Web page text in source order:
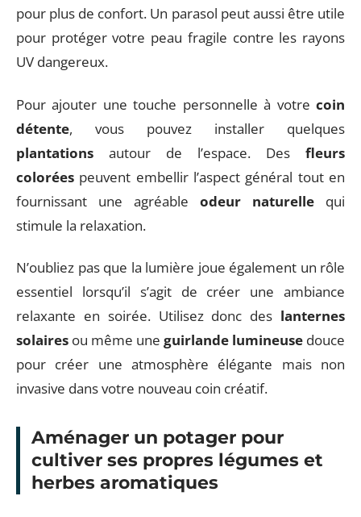
pour plus de confort. Un parasol peut aussi être utile
pour protéger votre peau fragile contre les rayons
UV dangereux.
Pour ajouter une touche personnelle à votre coin
détente, vous pouvez installer quelques
plantations autour de l’espace. Des fleurs
colorées peuvent embellir l’aspect général tout en
fournissant une agréable odeur naturelle qui
stimule la relaxation.
N’oubliez pas que la lumière joue également un rôle
essentiel lorsqu’il s’agit de créer une ambiance
relaxante en soirée. Utilisez donc des lanternes
solaires ou même une guirlande lumineuse douce
pour créer une atmosphère élégante mais non
invasive dans votre nouveau coin créatif.
Aménager un potager pour
cultiver ses propres légumes et
herbes aromatiques